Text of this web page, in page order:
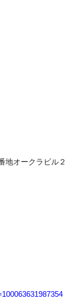
地オークラビル２